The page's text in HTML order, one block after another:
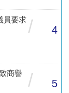
員要求 / 4
商譽
/ 5